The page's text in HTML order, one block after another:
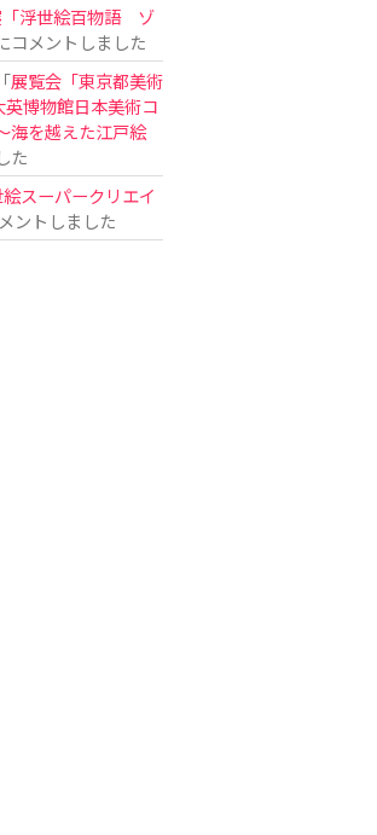
「浮世絵百物語 ゾ
コメントしました
展覧会「東京都美術
博物館日本美術コ
を越えた江戸絵
た
スーパークリエイ
ントしました